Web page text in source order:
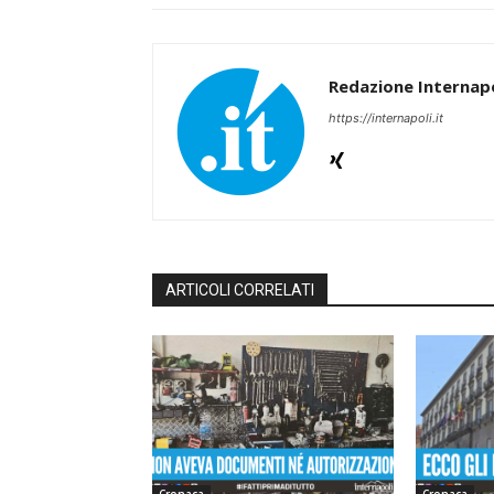
Redazione
https://internapoli.it
ARTICOLI CORRELATI